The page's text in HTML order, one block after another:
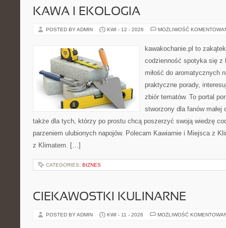
KAWA I EKOLOGIA
POSTED BY ADMIN KWI - 12 - 2026 MOŻLIWOŚĆ
kawakochanie.pl to
codzienność spotyka się z
miłość do aromatycznych
praktyczne porady,
zbiór tematów. To portal
stworzony dla fanów
także dla tych, którzy po prostu chcą poszerzyć swoją wiedzę
parzeniem ulubionych napojów. Polecam Kawiarnie i Miejsca z
z Klimatem. […]
CATEGORIES: BIZNES
CIEKAWOSTKI KULINARNE
POSTED BY ADMIN KWI - 11 - 2026 MOŻLIWOŚĆ